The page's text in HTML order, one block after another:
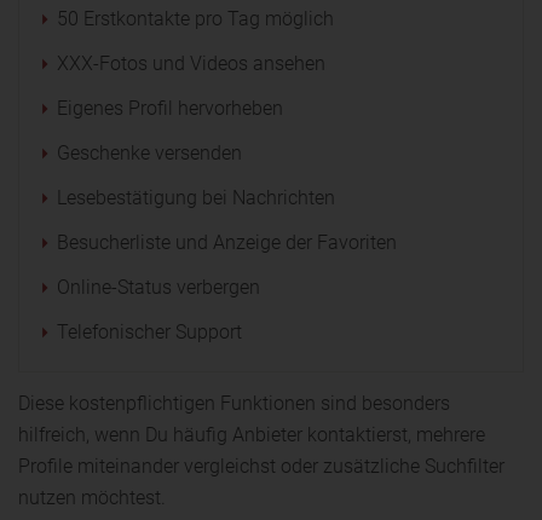
50 Erstkontakte pro Tag möglich
XXX-Fotos und Videos ansehen
Eigenes Profil hervorheben
Geschenke versenden
Lesebestätigung bei Nachrichten
Besucherliste und Anzeige der Favoriten
Online-Status verbergen
Telefonischer Support
Diese kostenpflichtigen Funktionen sind besonders
hilfreich, wenn Du häufig Anbieter kontaktierst, mehrere
Profile miteinander vergleichst oder zusätzliche Suchfilter
nutzen möchtest.